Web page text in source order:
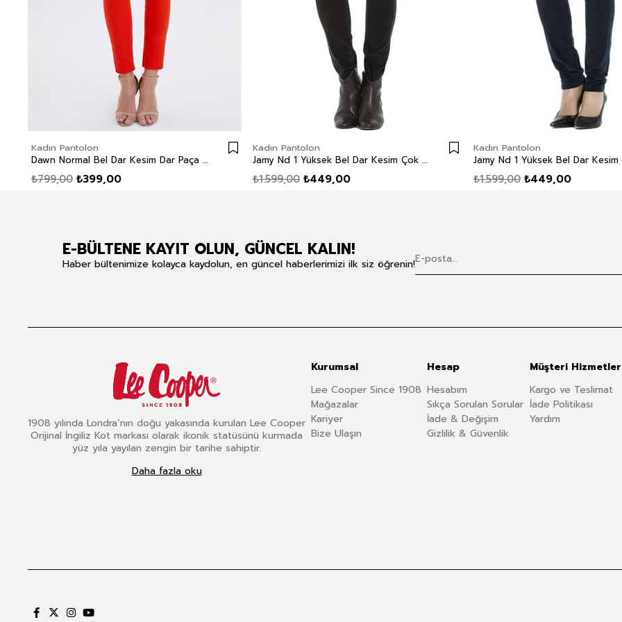
Kadın Pantolon
Dawn Normal Bel Dar Kesim Dar Paça Kirmizi Kadın Pantolon
₺399,00
₺799,00
Kadın Pantolon
Jamy Nd 1 Yüksek Bel Dar Kesim Çok Dar Paça Yeşil Kadın Pantolon
₺449,00
₺1.599,00
Kadın Pantolon
₺449,00
₺1.599,00
E-BÜLTENE KAYIT OLUN, GÜNCEL KALIN!
Haber bültenimize kolayca kaydolun, en güncel haberlerimizi ilk siz öğrenin!
1908 yılında Londra’nın doğu yakasında kurulan Lee Cooper
Orijinal İngiliz Kot markası olarak ikonik statüsünü kurmada
yüz yıla yayılan zengin bir tarihe sahiptir.
Daha fazla oku
Kurumsal
Lee Cooper Since 1908
Mağazalar
Kariyer
Bize Ulaşın
Hesap
Hesabım
Sıkça Sorulan Sorular
İade & Değişim
Gizlilik & Güvenlik
Müşteri
Kargo ve Teslimat
İade Politikası
Yardım